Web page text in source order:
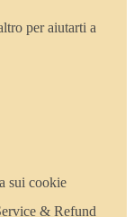
per aiutarti a
sui cookie
& Refund